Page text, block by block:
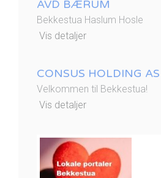
AVD BÆRUM
Bekkestua Haslum Hosle
Vis detaljer
CONSUS HOLDING AS
Velkommen til Bekkestua!
Vis detaljer